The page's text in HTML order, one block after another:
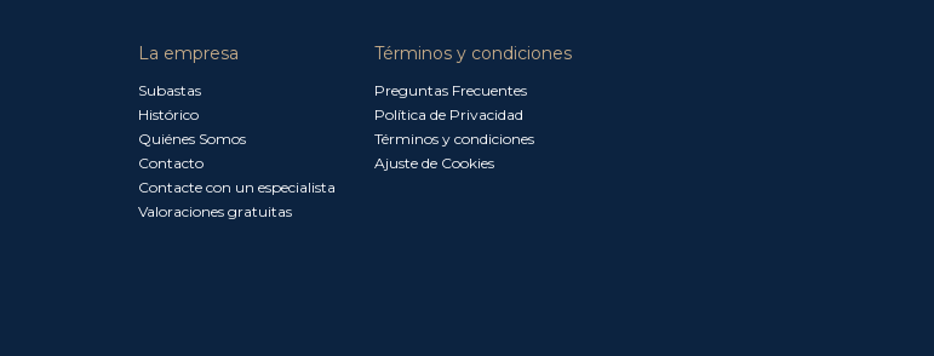
La empresa
Subastas
Histórico
Quiénes Somos
Contacto
Contacte con un especialista
Valoraciones gratuitas
Términos y condiciones
Preguntas Frecuentes
Política de Privacidad
Términos y condiciones
Ajuste de Cookies